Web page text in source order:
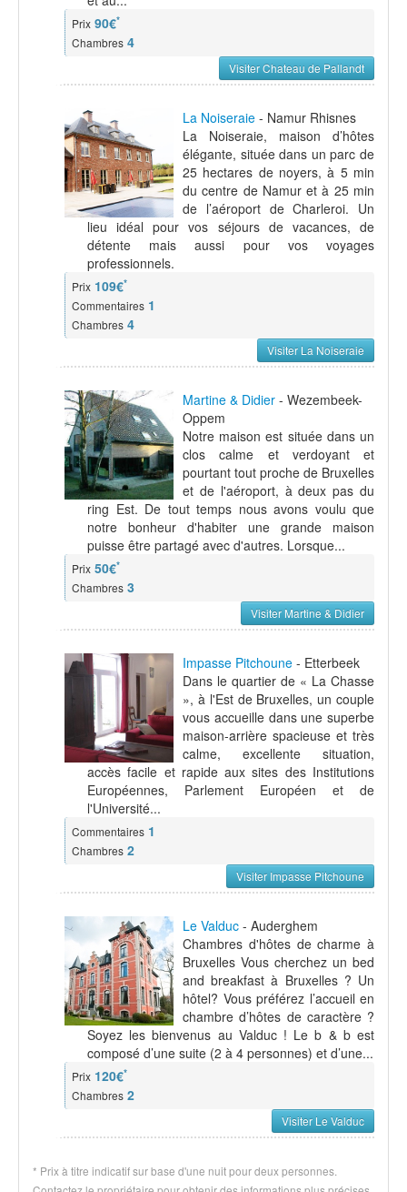
Prix 90€*
Chambres 4
Visiter Chateau de Pallandt
La Noiseraie - Namur Rhisnes
La Noiseraie, maison d’hôtes
élégante, située dans un parc de
25 hectares de noyers, à 5 min
du centre de Namur et à 25 min
de l’aéroport de Charleroi. Un
lieu idéal pour vos séjours de vacances, de
détente mais aussi pour vos voyages
professionnels.
Prix 109€*
Commentaires 1
Chambres 4
Visiter La Noiseraie
Martine & Didier - Wezembeek-
Oppem
Notre maison est située dans un
clos calme et verdoyant et
pourtant tout proche de Bruxelles
et de l'aéroport, à deux pas du
ring Est. De tout temps nous avons voulu que
notre bonheur d'habiter une grande maison
puisse être partagé avec d'autres. Lorsque...
Prix 50€*
Chambres 3
Visiter Martine & Didier
Impasse Pitchoune - Etterbeek
Dans le quartier de « La Chasse
», à l'Est de Bruxelles, un couple
vous accueille dans une superbe
maison-arrière spacieuse et très
calme, excellente situation,
accès facile et rapide aux sites des Institutions
Européennes, Parlement Européen et de
l'Université...
Commentaires 1
Chambres 2
Visiter Impasse Pitchoune
Le Valduc - Auderghem
Chambres d'hôtes de charme à
Bruxelles Vous cherchez un bed
and breakfast à Bruxelles ? Un
hôtel? Vous préférez l’accueil en
chambre d’hôtes de caractère ?
Soyez les bienvenus au Valduc ! Le b & b est
composé d’une suite (2 à 4 personnes) et d’une...
Prix 120€*
Chambres 2
Visiter Le Valduc
* Prix à titre indicatif sur base d'une nuit pour deux personnes.